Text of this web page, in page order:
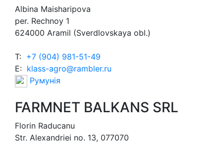
Albina Maisharipova
per. Rechnoy 1
624000 Aramil (Sverdlovskaya obl.)
T: +7 (904) 981-51-49
E: klass-agro@rambler.ru
Румунія
FARMNET BALKANS SRL
Florin Raducanu
Str. Alexandriei no. 13, 077070